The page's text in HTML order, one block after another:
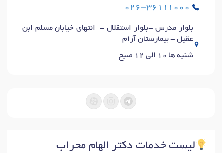
026-36111000
بلوار مدرس -بلوار استقلال - انتهای خیابان مسلم ابن
عقیل - بیمارستان آرام
شنبه ها 10 الی 12 صبح
لیست خدمات دکتر الهام محراب